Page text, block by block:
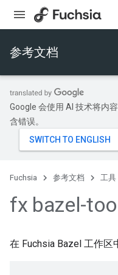
参考文档
Google 会使用 AI 技术将内
含错误。
Fuchsia 参考文档 工具
fx bazel-
在 Fuchsia Bazel 工作区